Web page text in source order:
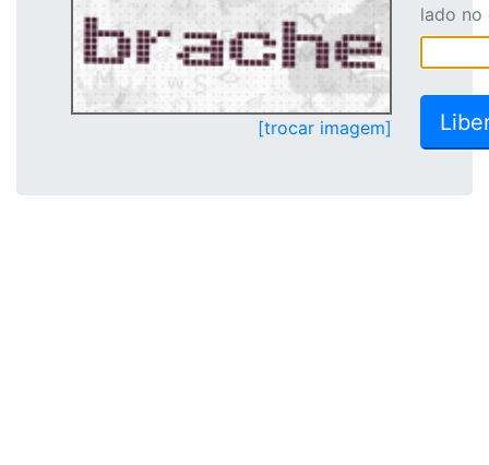
[trocar imagem]
lado no